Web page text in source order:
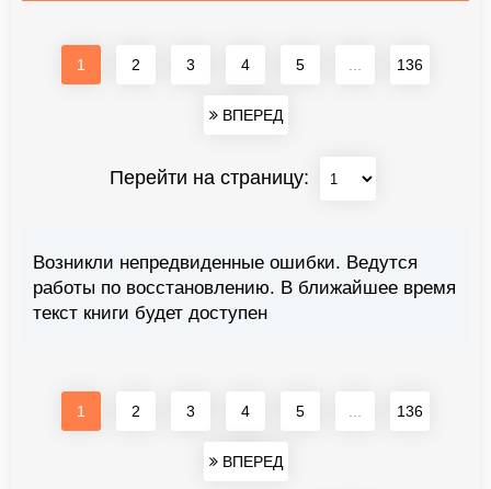
1 2 3 4 5 136
ВПЕРЕД
Перейти на страницу:
Возникли непредвиденные ошибки. Ведутся
работы по восстановлению. В ближайшее время
текст книги будет доступен
1 2 3 4 5 136
ВПЕРЕД